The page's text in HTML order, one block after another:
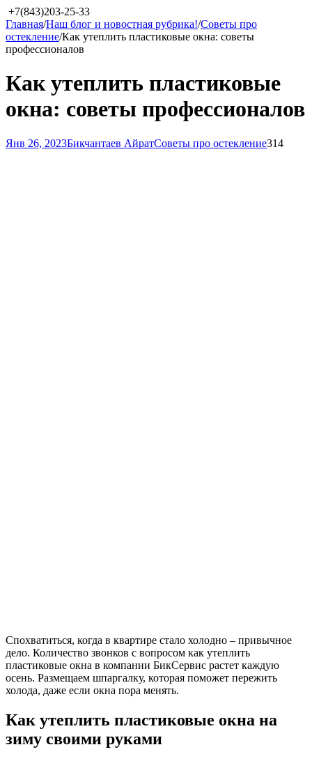
+7(843)203-25-33
Главная/Наш блог и новостная рубрика!/Советы про
остекление/Как утеплить пластиковые окна: советы
профессионалов
Как утеплить пластиковые
окна: советы профессионалов
Янв 26, 2023Бикчантаев АйратСоветы про остекление314
Спохватиться, когда в квартире стало холодно – привычное
дело. Количество звонков с вопросом как утеплить
пластиковые окна в компании БикСервис растет каждую
осень. Размещаем шпаргалку, которая поможет пережить
холода, даже если окна пора менять.
Как утеплить пластиковые окна на
зиму своими руками